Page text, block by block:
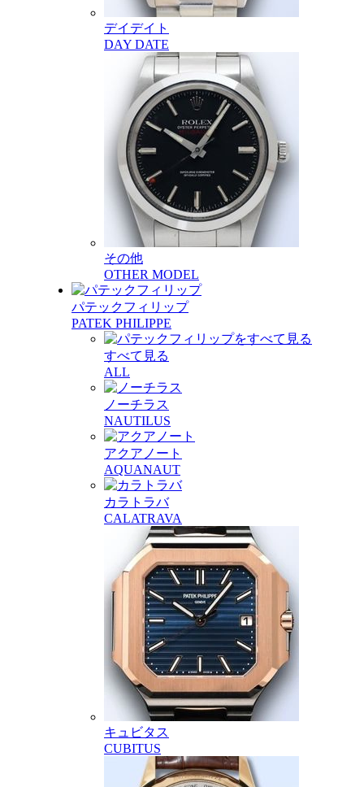
デイデイト
DAY DATE
その他
OTHER MODEL
パテックフィリップ
PATEK PHILIPPE
すべて見る
ALL
ノーチラス
NAUTILUS
アクアノート
AQUANAUT
カラトラバ
CALATRAVA
キュビタス
CUBITUS